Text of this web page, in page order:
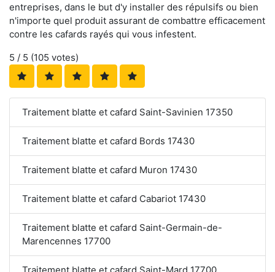
entreprises, dans le but d'y installer des répulsifs ou bien
n'importe quel produit assurant de combattre efficacement
contre les cafards rayés qui vous infestent.
5 / 5 (105 votes)
Traitement blatte et cafard Saint-Savinien 17350
Traitement blatte et cafard Bords 17430
Traitement blatte et cafard Muron 17430
Traitement blatte et cafard Cabariot 17430
Traitement blatte et cafard Saint-Germain-de-
Marencennes 17700
Traitement blatte et cafard Saint-Mard 17700